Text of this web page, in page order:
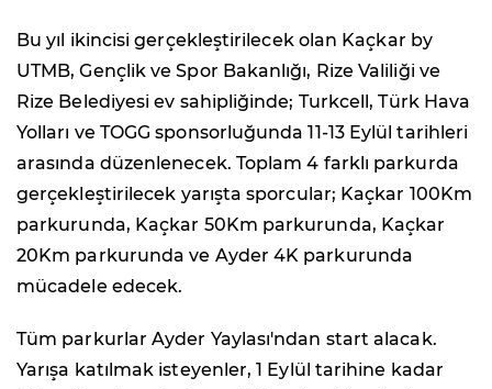
Bu yıl ikincisi gerçekleştirilecek olan Kaçkar by
UTMB, Gençlik ve Spor Bakanlığı, Rize Valiliği ve
Rize Belediyesi ev sahipliğinde; Turkcell, Türk Hava
Yolları ve TOGG sponsorluğunda 11-13 Eylül tarihleri
arasında düzenlenecek. Toplam 4 farklı parkurda
gerçekleştirilecek yarışta sporcular; Kaçkar 100Km
parkurunda, Kaçkar 50Km parkurunda, Kaçkar
20Km parkurunda ve Ayder 4K parkurunda
mücadele edecek.
Tüm parkurlar Ayder Yaylası'ndan start alacak.
Yarışa katılmak isteyenler, 1 Eylül tarihine kadar